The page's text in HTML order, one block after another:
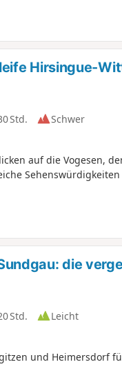
Hirsingue-
Std.
Schwer
auf die Vogesen,
die
Std.
Leicht
und Heimersdorf